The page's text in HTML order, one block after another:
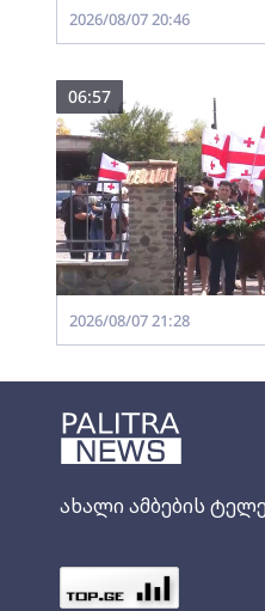
ახალი ამბების
2026/08/07 20:46
06:57
2026/08/07 21:28